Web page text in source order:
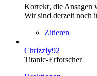
Korrekt, die Ansagen
Wir sind derzeit noch
Zitieren
Chrizzly92
Titanic-Erforscher